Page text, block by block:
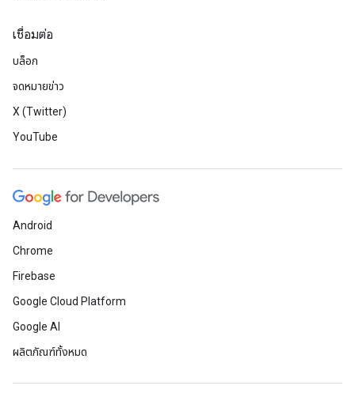
เชื่อมต่อ
บล็อก
จดหมายข่าว
X (Twitter)
YouTube
Android
Chrome
Firebase
Google Cloud Platform
Google AI
ผลิตภัณฑ์ทั้งหมด